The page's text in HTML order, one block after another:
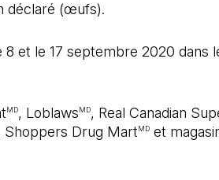
déclaré (œufs).
et le 17 septembre 2020 dans
MD, LoblawsMD, Real Canadian
Shoppers Drug MartMDet